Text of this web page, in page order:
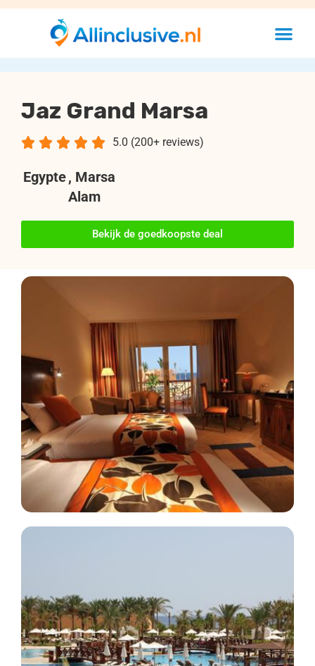
Jaz Grand Marsa
5.0 (200+ reviews)
    
Egypte, Marsa
Alam
Bekijk de goedkoopste deal